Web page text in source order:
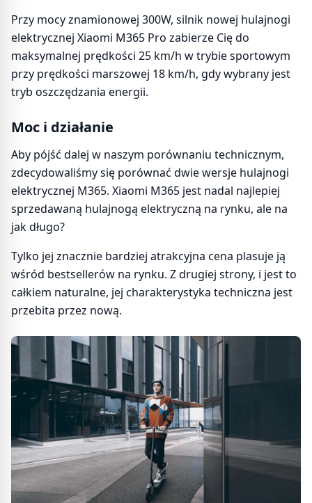
Przy mocy znamionowej 300W, silnik nowej hulajnogi
elektrycznej Xiaomi M365 Pro zabierze Cię do
maksymalnej prędkości 25 km/h w trybie sportowym
przy prędkości marszowej 18 km/h, gdy wybrany jest
tryb oszczędzania energii.
Moc i działanie
Aby pójść dalej w naszym porównaniu technicznym,
zdecydowaliśmy się porównać dwie wersje hulajnogi
elektrycznej M365. Xiaomi M365 jest nadal najlepiej
sprzedawaną hulajnogą elektryczną na rynku, ale na
jak długo?
Tylko jej znacznie bardziej atrakcyjna cena plasuje ją
wśród bestsellerów na rynku. Z drugiej strony, i jest to
całkiem naturalne, jej charakterystyka techniczna jest
przebita przez nową.